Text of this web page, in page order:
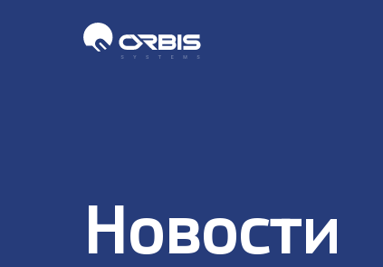
Новости